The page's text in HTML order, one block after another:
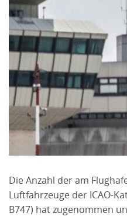
Die Anzahl der am
Luftfahrzeuge der ICAO-
B747) hat zugenommen